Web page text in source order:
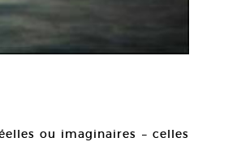
ou imaginaires – celles